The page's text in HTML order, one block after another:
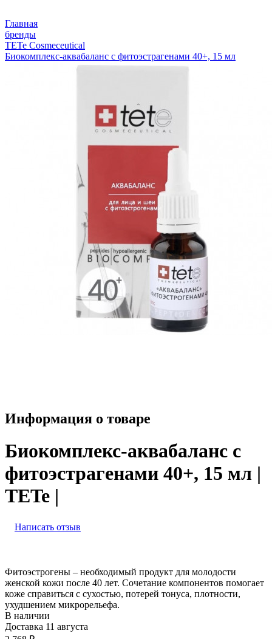
Главная
бренды
TETe Cosmeceutical
Биокомплекс-аквабаланс с фитоэстрагенами 40+, 15 мл
Информация о товаре
Биокомплекс-аквабаланс с
фитоэстрагенами 40+, 15 мл |
TETe |
Написать отзыв
Фитоэстрогены – необходимый продукт для молодости
женской кожи после 40 лет. Сочетание компонентов помогает
коже справиться с сухостью, потерей тонуса, плотности,
ухудшением микрорельефа.
В наличии
Доставка 11 августа